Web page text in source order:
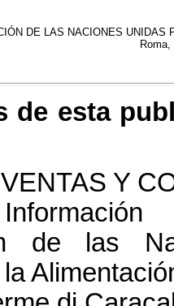
DE LAS NACIONES UNIDAS
Roma,
de esta
Y
de las